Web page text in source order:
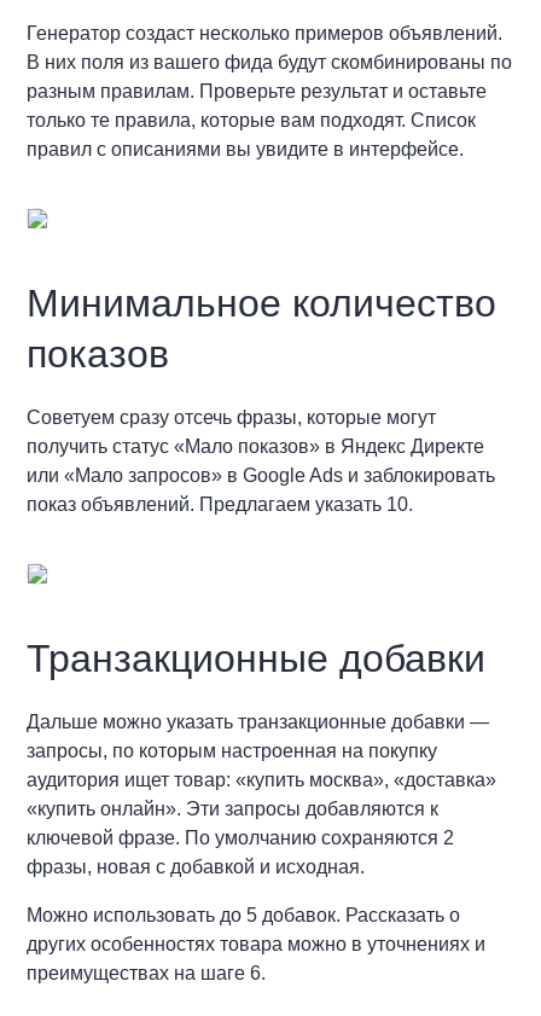
Генератор создаст несколько примеров объявлений.
В них поля из вашего фида будут скомбинированы по
разным правилам. Проверьте результат и оставьте
только те правила, которые вам подходят. Список
правил с описаниями вы увидите в интерфейсе.
Минимальное количество
показов
Советуем сразу отсечь фразы, которые могут
получить статус «Мало показов» в Яндекс Директе
или «Мало запросов» в Google Ads и заблокировать
показ объявлений. Предлагаем указать 10.
Транзакционные добавки
Дальше можно указать транзакционные добавки —
запросы, по которым настроенная на покупку
аудитория ищет товар: «купить москва», «доставка»
«купить онлайн». Эти запросы добавляются к
ключевой фразе. По умолчанию сохраняются 2
фразы, новая с добавкой и исходная.
Можно использовать до 5 добавок. Рассказать о
других особенностях товара можно в уточнениях и
преимуществах на шаге 6.